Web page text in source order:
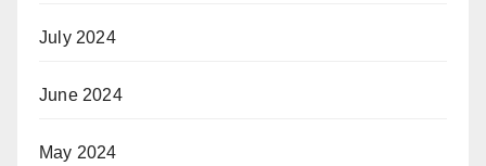
July 2024
June 2024
May 2024